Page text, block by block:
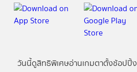
วันนี้ดูสิทธิพิเศษอ่านเกมตาตั้งช้อปปิ้ง